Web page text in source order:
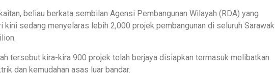
beliau berkata sembilan Agensi Pembangunan Wilayah (RDA) yang
kini sedang menyelaras lebih 2,000 projek pembangunan di seluruh Sarawak
tersebut kira-kira 900 projek telah berjaya disiapkan termasuk melibatkan
dan kemudahan asas luar bandar.